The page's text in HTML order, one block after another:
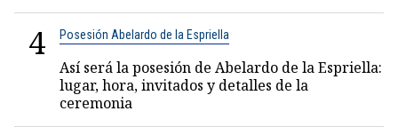
4 Posesión Abelardo de la Espriella
Así será la posesión de Abelardo de la Espriella:
lugar, hora, invitados y detalles de la
ceremonia